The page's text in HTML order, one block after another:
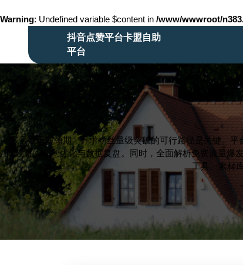
Warning: Undefined variable $content in /www/wwwroot/
抖音点赞平台卡盟自助
平台
账号处于瓶颈期，寻求粉丝量级突破的可行路径是关键。
向设置、创意优化与数据复盘。同时，全面解析免费流量爆
工具、素材